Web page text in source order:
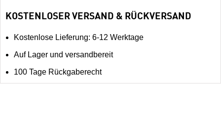
KOSTENLOSER VERSAND & RÜCKVERSAND
Kostenlose Lieferung: 6-12 Werktage
Auf Lager und versandbereit
100 Tage Rückgaberecht